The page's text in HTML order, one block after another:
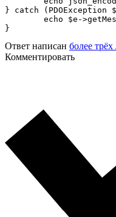
} catch (PDOException
}
Ответ написан более трёх
Комментировать